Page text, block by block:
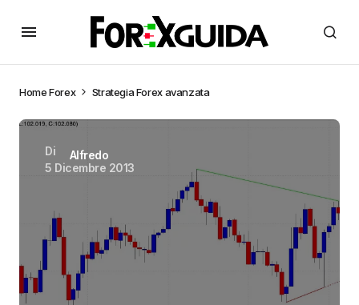
HomeForex Strategia Forex avanzata
Di
Alfredo
5 Dicembre 2013